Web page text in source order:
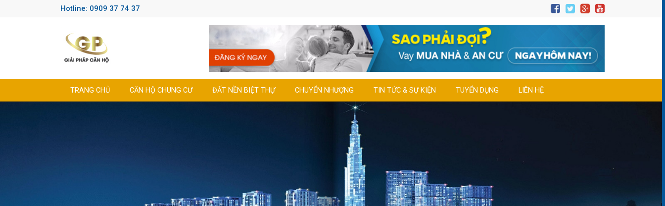
Hotline: 0909 37 74 37
TRANG CHỦ CĂN HỘ CHUNG CƯ ĐẤT NỀN BIỆT THỰ CHUYỂN NHƯỢNG TIN TỨC & SỰ KIỆN TUYỂN DỤNG LIÊN HỆ